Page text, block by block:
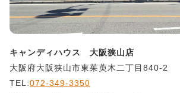
キャンディハウス 大阪狭山店
大阪府大阪狭山市東茱萸木二丁目840-2
TEL:072-349-3350